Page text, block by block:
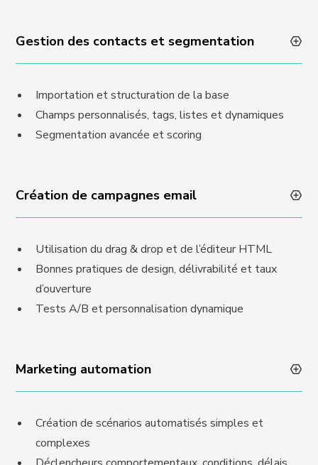
Gestion des contacts et segmentation
Importation et structuration de la base
Champs personnalisés, tags, listes et dynamiques
Segmentation avancée et scoring
Création de campagnes email
Utilisation du drag & drop et de l’éditeur HTML
Bonnes pratiques de design, délivrabilité et taux
d’ouverture
Tests A/B et personnalisation dynamique
Marketing automation
Création de scénarios automatisés simples et
complexes